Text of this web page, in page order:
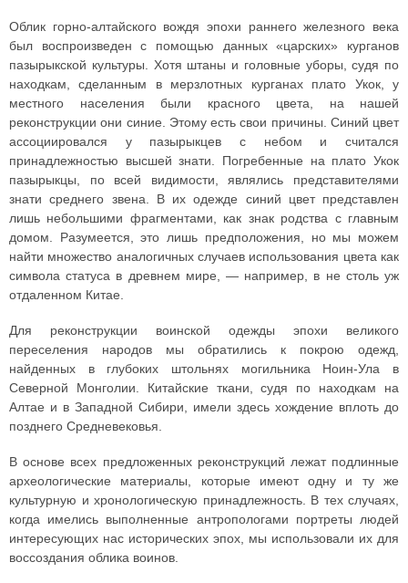
Облик горно-алтайского вождя эпохи раннего железного века
был воспроизведен с помощью данных «царских» курганов
пазырыкской культуры. Хотя штаны и головные уборы, судя по
находкам, сделанным в мерзлотных курганах плато Укок, у
местного населения были красного цвета, на нашей
реконструкции они синие. Этому есть свои причины. Синий цвет
ассоциировался у пазырыкцев с небом и считался
принадлежностью высшей знати. Погребенные на плато Укок
пазырыкцы, по всей видимости, являлись представителями
знати среднего звена. В их одежде синий цвет представлен
лишь небольшими фрагментами, как знак родства с главным
домом. Разумеется, это лишь предположения, но мы можем
найти множество аналогичных случаев использования цвета как
символа статуса в древнем мире, — например, в не столь уж
отдаленном Китае.
Для реконструкции воинской одежды эпохи великого
переселения народов мы обратились к покрою одежд,
найденных в глубоких штольнях могильника Ноин-Ула в
Северной Монголии. Китайские ткани, судя по находкам на
Алтае и в Западной Сибири, имели здесь хождение вплоть до
позднего Средневековья.
В основе всех предложенных реконструкций лежат подлинные
археологические материалы, которые имеют одну и ту же
культурную и хронологическую принадлежность. В тех случаях,
когда имелись выполненные антропологами портреты людей
интересующих нас исторических эпох, мы использовали их для
воссоздания облика воинов.